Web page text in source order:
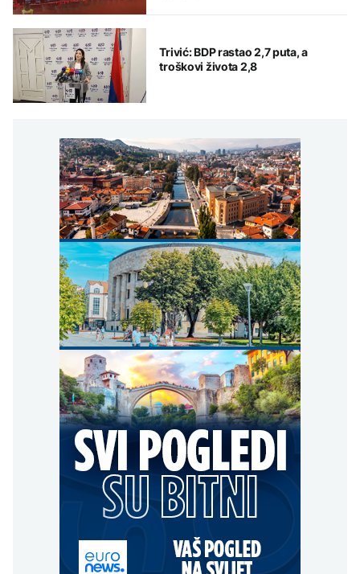
Trivić: BDP rastao 2,7 puta, a
troškovi života 2,8